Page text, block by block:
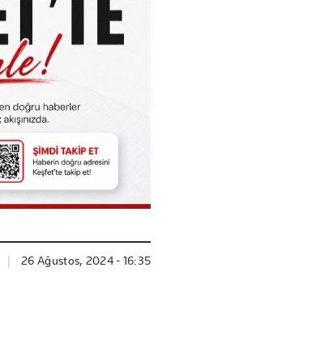
26 Ağustos, 2024 - 16:35